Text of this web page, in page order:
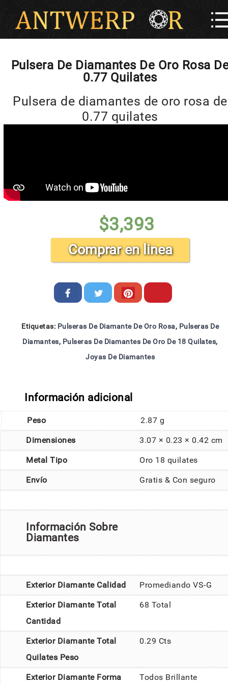
Pulsera De Diamantes De Oro Rosa
0.77 Quilates
Pulsera de diamantes de oro rosa de
0.77 quilates
$3,393
Comprar en linea
Etiquetas: Pulseras De Diamante De Oro Rosa, Pulseras De
Diamantes, Pulseras De Diamantes De Oro De 18 Quilates,
Joyas De Diamantes
Información adicional
Peso 2.87 g
Dimensiones 3.07 × 0.23 × 0.42 cm
Metal Tipo Oro 18 quilates
Envío Gratis & Con seguro
Información Sobre
Diamantes
Exterior Diamante Calidad Promediando VS-G
Exterior Diamante Total
Cantidad
68 Total
Exterior Diamante Total
Quilates Peso
0.29 Cts
Exterior Diamante Forma
Todos Brillante